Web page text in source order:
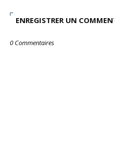
ENREGISTRER UN
0 Commentaires